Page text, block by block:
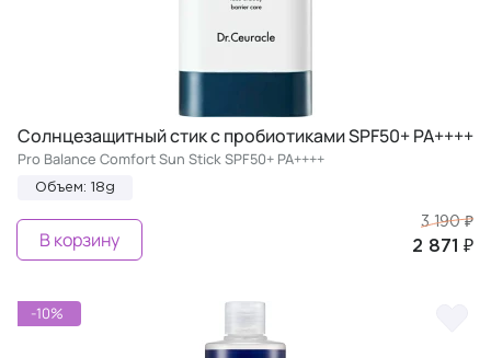
Солнцезащитный стик с пробиотиками SPF50+ PA++++
Pro Balance Comfort Sun Stick SPF50+ PA++++
Объем: 18g
3 190 ₽
2 871 ₽
В корзину
-10%